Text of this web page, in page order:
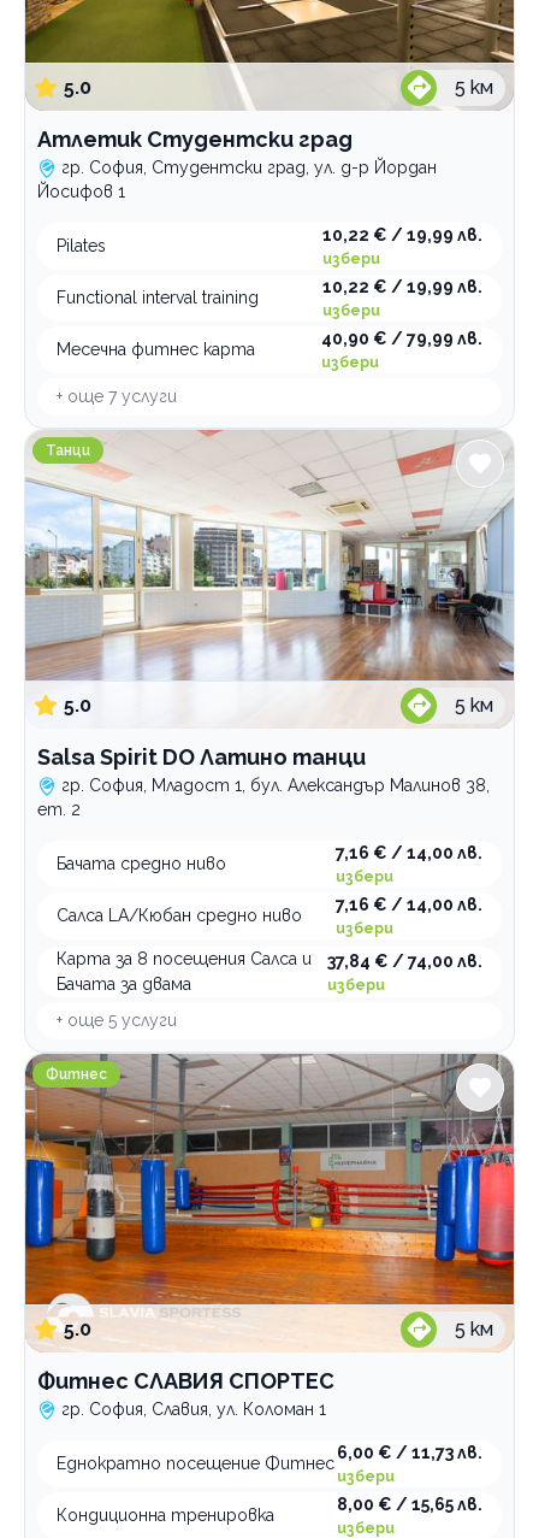
5.0 5 км
Атлетик Студентски град
гр. София, Студентски град, ул. д-р Йордан
Йосифов 1
Pilates
10,22 € / 19,99 лв.
избери
Functional interval training
10,22 € / 19,99 лв.
избери
Месечна фитнес карта
40,90 € / 79,99 лв.
избери
+ още 7 услуги
Salsa Spirit DO Латино танци
Танци
5.0 5 км
Salsa Spirit DO Латино танци
гр. София, Младост 1, бул. Александър Малинов 38,
ет. 2
Бачата средно ниво
7,16 € / 14,00 лв.
избери
Салса LA/Кюбан средно ниво
7,16 € / 14,00 лв.
избери
Карта за 8 посещения Салса и
Бачата за двама
37,84 € / 74,00 лв.
избери
+ още 5 услуги
Фитнес СЛАВИЯ СПОРТЕС
Фитнес
5.0 5 км
Фитнес СЛАВИЯ СПОРТЕС
гр. София, Славия, ул. Коломан 1
Еднократно посещение Фитнес
6,00 € / 11,73 лв.
избери
Кондиционна тренировка
8,00 € / 15,65 лв.
избери